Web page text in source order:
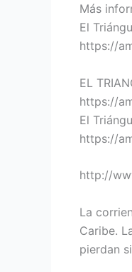
Más
El
https://
EL
https://
El
https://
http://
La
Caribe.
pierdan